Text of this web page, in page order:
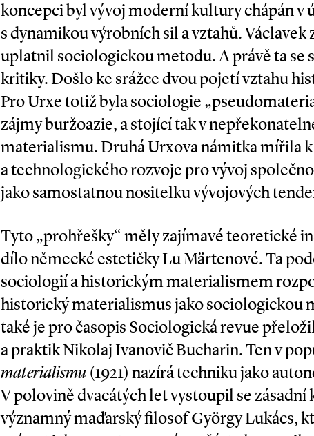
koncepci byl vývoj moderní kultury chápán v
s dynamikou výrobních sil a vztahů.
uplatnil socio­logickou metodu. A právě ta se
kritiky. Došlo ke srážce dvou pojetí vztahu
Pro Urxe totiž byla sociologie
zájmy buržoazie, a stojící tak v
materialismu. Druhá Urxova námitka mířila
a technologického rozvoje pro vývoj
jako samostatnou nositelku vývojových
Tyto „prohřešky“ měly zajímavé teoretické
dílo německé estetičky Lu Märtenové. Ta
sociologií a historickým materialismem
historický materialismus jako sociologickou
také je pro časopis Sociologická revue
a praktik Nikolaj Ivanovič Bucharin. Ten v
materialismu (1921) nazírá techniku jako
V polovině dvacátých let vystoupil se
významný maďarský filosof György Lukács,